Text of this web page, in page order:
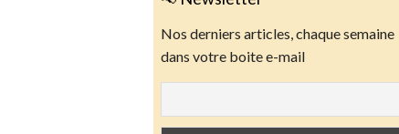
Nos derniers articles, chaque semaine
dans votre boite e-mail